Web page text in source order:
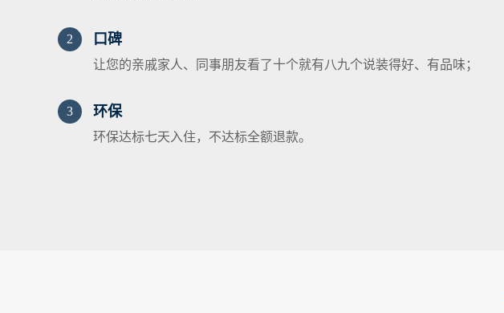
2 口碑
让您的亲戚家人、同事朋友看了十个就有八九个说装得好、有品味；
3 环保
环保达标七天入住，不达标全额退款。